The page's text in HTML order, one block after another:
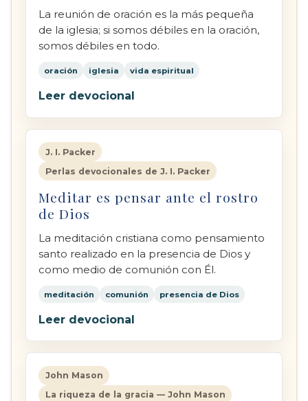
La reunión de oración es la más pequeña
de la iglesia; si somos débiles en la oración,
somos débiles en todo.
oración iglesia vida espiritual
Leer devocional
J. I. Packer
Perlas devocionales de J. I. Packer
Meditar es pensar ante el rostro
de Dios
La meditación cristiana como pensamiento
santo realizado en la presencia de Dios y
como medio de comunión con Él.
meditación comunión presencia de Dios
Leer devocional
John Mason
La riqueza de la gracia — John Mason